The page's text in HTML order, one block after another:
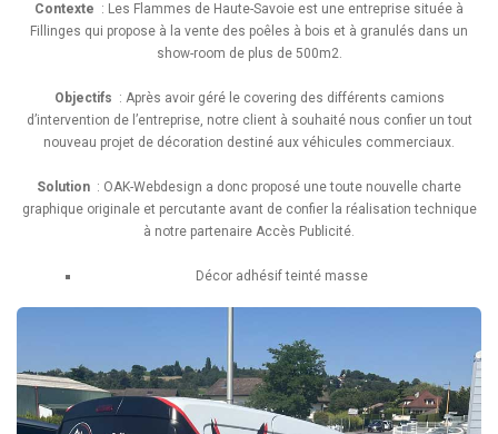
Contexte : Les Flammes de Haute-Savoie est une entreprise située à
Fillinges qui propose à la vente des poêles à bois et à granulés dans un
show-room de plus de 500m2.
Objectifs : Après avoir géré le covering des différents camions
d’intervention de l’entreprise, notre client à souhaité nous confier un tout
nouveau projet de décoration destiné aux véhicules commerciaux.
Solution : OAK-Webdesign a donc proposé une toute nouvelle charte
graphique originale et percutante avant de confier la réalisation technique
à notre partenaire Accès Publicité.
Décor adhésif teinté masse